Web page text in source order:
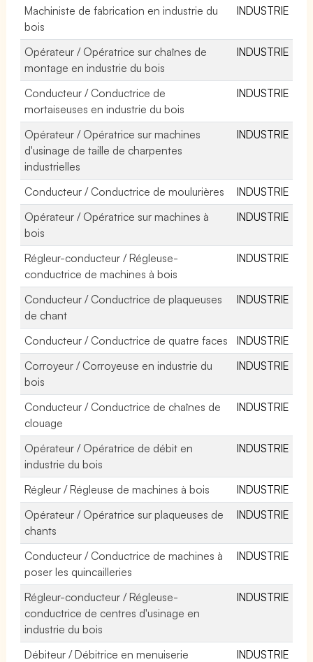
Machiniste de fabrication en industrie du
bois
INDUSTRIE
Opérateur / Opératrice sur chaînes de
montage en industrie du bois
INDUSTRIE
Conducteur / Conductrice de
mortaiseuses en industrie du bois
INDUSTRIE
Opérateur / Opératrice sur machines
d'usinage de taille de charpentes
industrielles
INDUSTRIE
Conducteur / Conductrice de moulurières
INDUSTRIE
Opérateur / Opératrice sur machines à
bois
INDUSTRIE
Régleur-conducteur / Régleuse-
conductrice de machines à bois
INDUSTRIE
Conducteur / Conductrice de plaqueuses
de chant
INDUSTRIE
Conducteur / Conductrice de quatre faces
INDUSTRIE
Corroyeur / Corroyeuse en industrie du
bois
INDUSTRIE
Conducteur / Conductrice de chaînes de
clouage
INDUSTRIE
Opérateur / Opératrice de débit en
industrie du bois
INDUSTRIE
Régleur / Régleuse de machines à bois
INDUSTRIE
Opérateur / Opératrice sur plaqueuses de
chants
INDUSTRIE
Conducteur / Conductrice de machines à
poser les quincailleries
INDUSTRIE
Régleur-conducteur / Régleuse-
conductrice de centres d'usinage en
industrie du bois
INDUSTRIE
Débiteur / Débitrice en menuiserie
INDUSTRIE